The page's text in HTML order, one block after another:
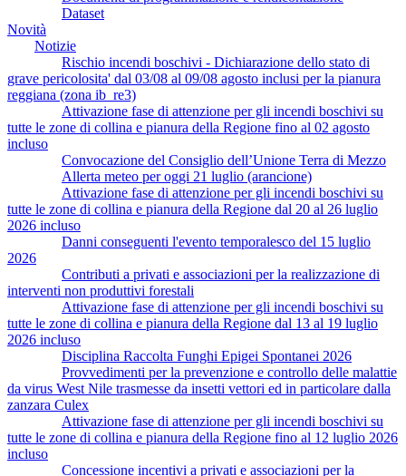
Dataset
Novità
Notizie
Rischio incendi boschivi - Dichiarazione dello stato di
grave pericolosita' dal 03/08 al 09/08 agosto inclusi per la pianura
reggiana (zona ib_re3)
Attivazione fase di attenzione per gli incendi boschivi su
tutte le zone di collina e pianura della Regione fino al 02 agosto
incluso
Convocazione del Consiglio dell’Unione Terra di Mezzo
Allerta meteo per oggi 21 luglio (arancione)
Attivazione fase di attenzione per gli incendi boschivi su
tutte le zone di collina e pianura della Regione dal 20 al 26 luglio
2026 incluso
Danni conseguenti l'evento temporalesco del 15 luglio
2026
Contributi a privati e associazioni per la realizzazione di
interventi non produttivi forestali
Attivazione fase di attenzione per gli incendi boschivi su
tutte le zone di collina e pianura della Regione dal 13 al 19 luglio
2026 incluso
Disciplina Raccolta Funghi Epigei Spontanei 2026
Provvedimenti per la prevenzione e controllo delle malattie
da virus West Nile trasmesse da insetti vettori ed in particolare dalla
zanzara Culex
Attivazione fase di attenzione per gli incendi boschivi su
tutte le zone di collina e pianura della Regione fino al 12 luglio 2026
incluso
Concessione incentivi a privati e associazioni per la